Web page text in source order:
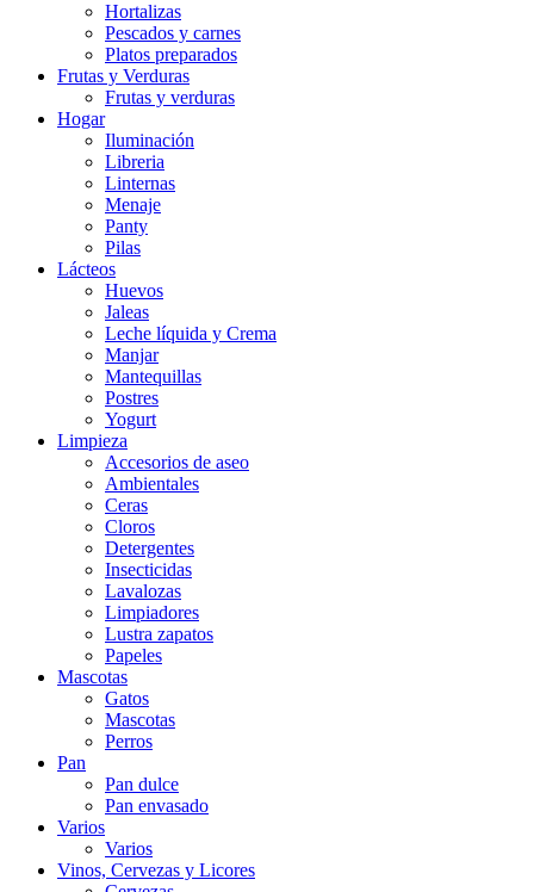
Hortalizas
Pescados y carnes
Platos preparados
Frutas y Verduras
Frutas y verduras
Hogar
Iluminación
Libreria
Linternas
Menaje
Panty
Pilas
Lácteos
Huevos
Jaleas
Leche líquida y Crema
Manjar
Mantequillas
Postres
Yogurt
Limpieza
Accesorios de aseo
Ambientales
Ceras
Cloros
Detergentes
Insecticidas
Lavalozas
Limpiadores
Lustra zapatos
Papeles
Mascotas
Gatos
Mascotas
Perros
Pan
Pan dulce
Pan envasado
Varios
Varios
Vinos, Cervezas y Licores